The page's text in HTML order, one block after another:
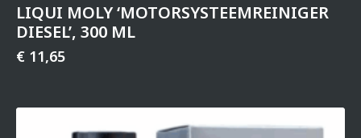
LIQUI MOLY ‘MOTOR­SYS­TEEM­REI­NIGER
DIESEL’, 300 ML
€ 11,65